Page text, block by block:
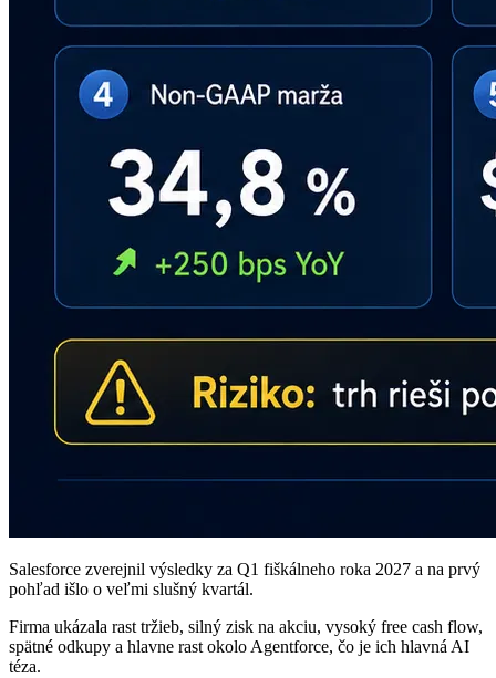
Salesforce zverejnil výsledky za Q1 fiškálneho roka 2027 a na prvý
pohľad išlo o veľmi slušný kvartál.
Firma ukázala rast tržieb, silný zisk na akciu, vysoký free cash flow,
spätné odkupy a hlavne rast okolo Agentforce, čo je ich hlavná AI
téza.